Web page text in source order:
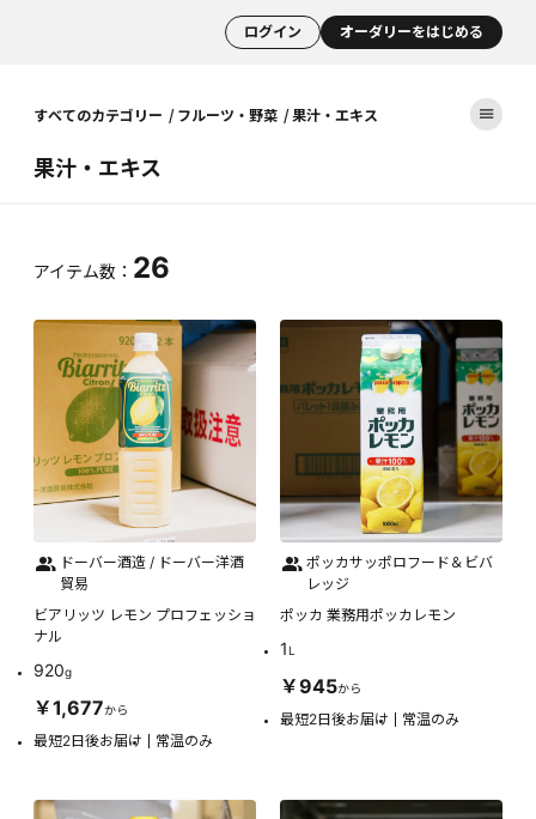
ログイン オーダリーをはじめる
すべてのカテゴリー フルーツ・野菜 果汁・エキス
果汁・エキス
アイテム数： 26
ドーバー酒造 / ドーバー洋酒
貿易
ビアリッツ レモン プロフェッショ
ナル
920g
￥1,677から
最短2日後お届け 常温のみ
ポッカサッポロフード＆ビバ
レッジ
ポッカ 業務用ポッカレモン
1L
￥945から
最短2日後お届け 常温のみ